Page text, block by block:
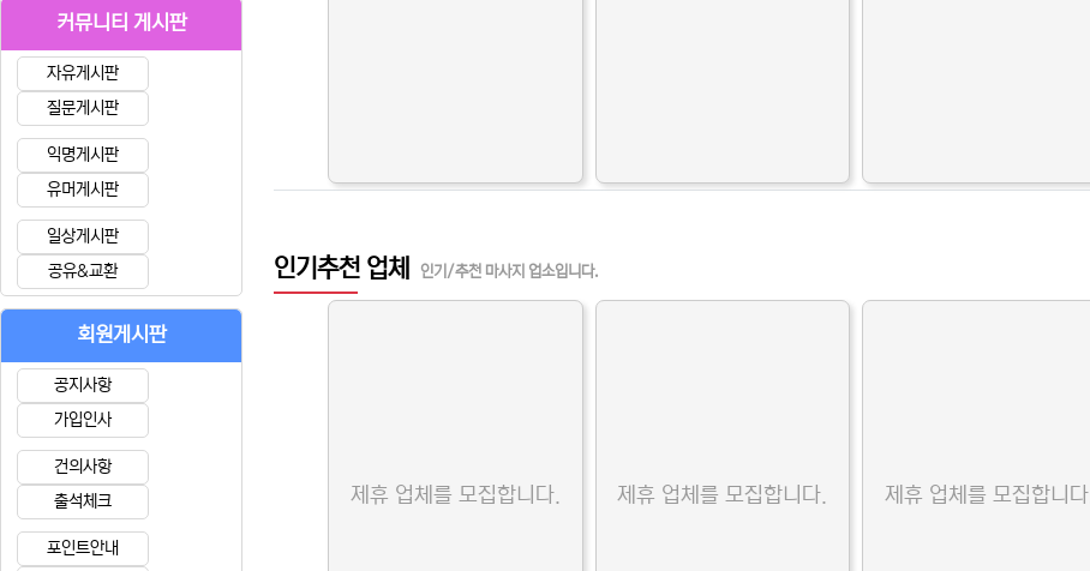
인기추천 업체 인기/추천 마사지 업소입니다.
제휴 업체를 모집합니다. 제휴 업체를 모집합니다. 제휴 업체를 모집합니다.
커뮤니티 게시판
자유게시판
질문게시판
익명게시판
유머게시판
일상게시판
공유&교환
회원게시판
공지사항
가입인사
건의사항
출석체크
포인트안내